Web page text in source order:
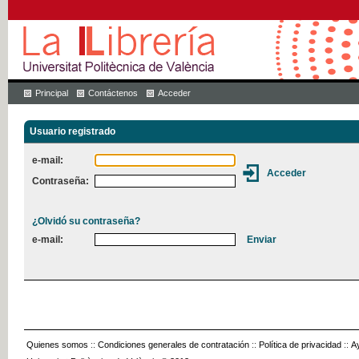
Principal Contáctenos Acceder
Usuario registrado
e-mail:
Contraseña:
¿Olvidó su contraseña?
e-mail:
Quienes somos :: Condiciones generales de contratación :: Política de privacidad ::